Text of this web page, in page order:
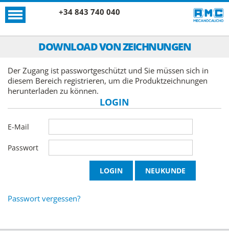
+34 843 740 040
DOWNLOAD VON ZEICHNUNGEN
Der Zugang ist passwortgeschützt und Sie müssen sich in
diesem Bereich registrieren, um die Produktzeichnungen
herunterladen zu können.
LOGIN
E-Mail
Passwort
Passwort vergessen?